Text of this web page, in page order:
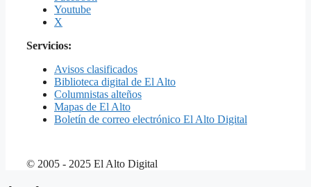
Youtube
X
Servicios:
Avisos clasificados
Biblioteca digital de El Alto
Columnistas alteños
Mapas de El Alto
Boletín de correo electrónico El Alto Digital
© 2005 - 2025 El Alto Digital